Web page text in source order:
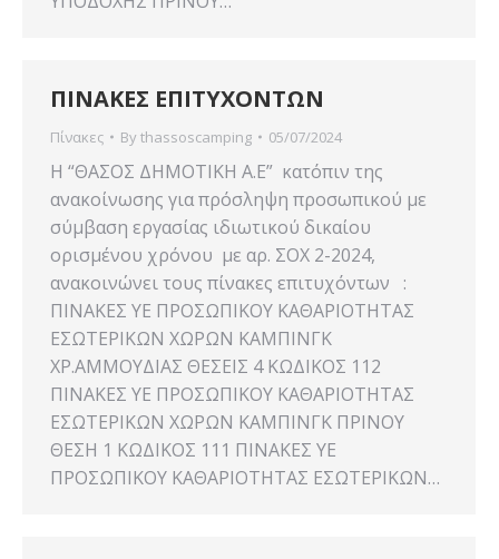
ΠΙΝΑΚΕΣ ΕΠΙΤΥΧΟΝΤΩΝ
Πίνακες By thassoscamping 05/07/2024
Η “ΘΑΣΟΣ ΔΗΜΟΤΙΚΗ Α.Ε” κατόπιν της
ανακοίνωσης για πρόσληψη προσωπικού με
σύμβαση εργασίας ιδιωτικού δικαίου
ορισμένου χρόνου με αρ. ΣΟΧ 2-2024,
ανακοινώνει τους πίνακες επιτυχόντων :
ΠΙΝΑΚΕΣ YE ΠΡΟΣΩΠΙΚΟΥ ΚΑΘΑΡΙΟΤΗΤΑΣ
ΕΣΩΤΕΡΙΚΩΝ ΧΩΡΩΝ ΚΑΜΠΙΝΓΚ
ΧΡ.ΑΜΜΟΥΔΙΑΣ ΘΕΣΕΙΣ 4 ΚΩΔΙΚΟΣ 112
ΠΙΝΑΚΕΣ YE ΠΡΟΣΩΠΙΚΟΥ ΚΑΘΑΡΙΟΤΗΤΑΣ
ΕΣΩΤΕΡΙΚΩΝ ΧΩΡΩΝ ΚΑΜΠΙΝΓΚ ΠΡΙΝΟΥ
ΘΕΣΗ 1 ΚΩΔΙΚΟΣ 111 ΠΙΝΑΚΕΣ YE
ΠΡΟΣΩΠΙΚΟΥ ΚΑΘΑΡΙΟΤΗΤΑΣ ΕΣΩΤΕΡΙΚΩΝ…